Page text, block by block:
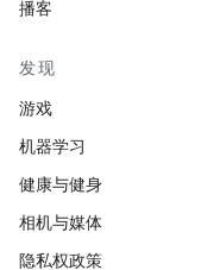
播客
发现
游戏
机器学习
健康与健身
相机与媒体
隐私权政策